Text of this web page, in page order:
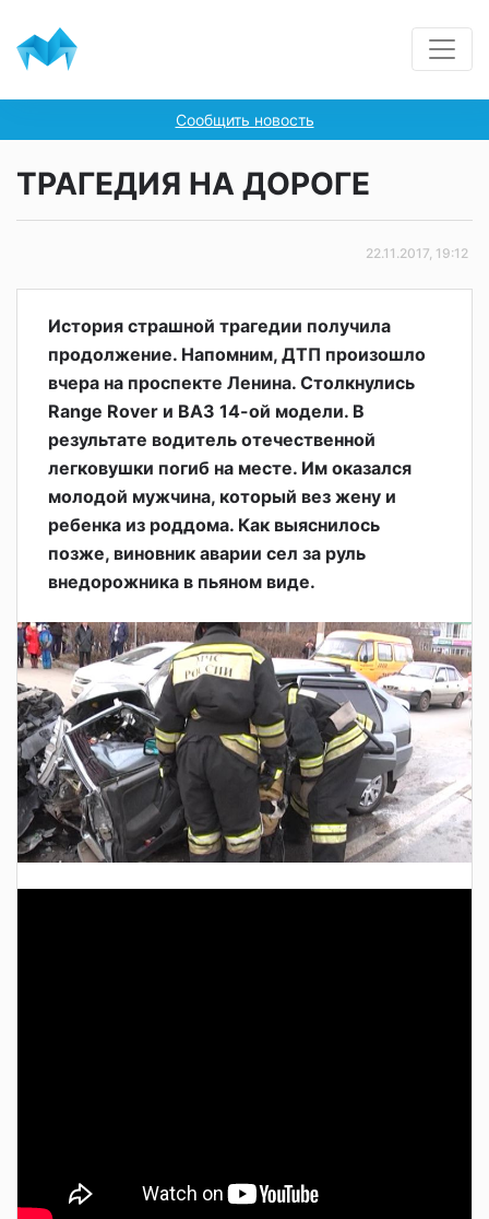
Сообщить новость
ТРАГЕДИЯ НА ДОРОГЕ
22.11.2017, 19:12
История страшной трагедии получила
продолжение. Напомним, ДТП произошло
вчера на проспекте Ленина. Столкнулись
Range Rover и ВАЗ 14-ой модели. В
результате водитель отечественной
легковушки погиб на месте. Им оказался
молодой мужчина, который вез жену и
ребенка из роддома. Как выяснилось
позже, виновник аварии сел за руль
внедорожника в пьяном виде.